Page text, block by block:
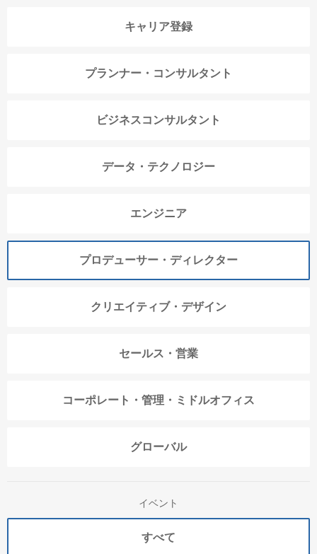
キャリア登録
プランナー・コンサルタント
ビジネスコンサルタント
データ・テクノロジー
エンジニア
プロデューサー・ディレクター
クリエイティブ・デザイン
セールス・営業
コーポレート・管理・ミドルオフィス
グローバル
イベント
すべて